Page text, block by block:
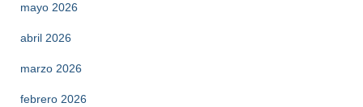
mayo 2026
abril 2026
marzo 2026
febrero 2026